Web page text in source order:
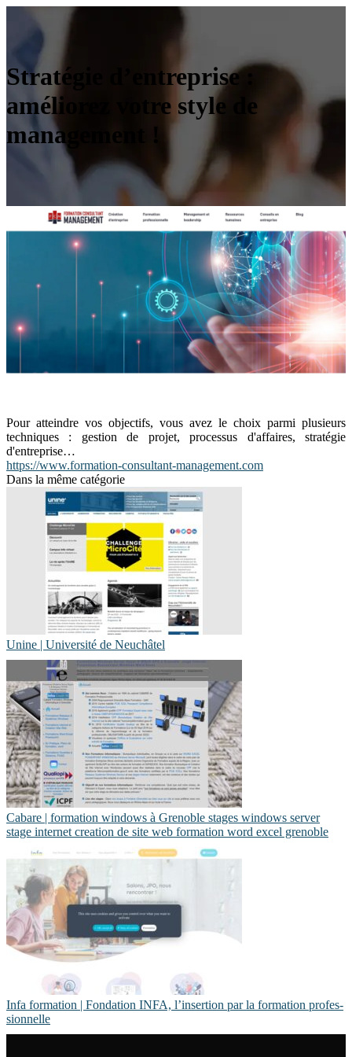
Stratégie d’entreprise :
améliorez votre style de
management !
Pour atteindre vos objectifs, vous avez le choix parmi plusieurs
techniques : gestion de projet, processus d'affaires, stratégie
d'entreprise…
https://www.formation-consultant-management.com
Dans la même catégorie
Unine | Université de Neuchâtel
Cabare | formation windows à Grenoble stages windows server
stage internet creation de site web formation word excel grenoble
Infa formation | Fondation INFA, l’insertion par la formation profes­
sionnel­le